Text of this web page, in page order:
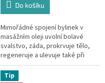
Do košíku
Mimořádné spojení bylinek v
masážním oleji uvolní bolavé
svalstvo, záda, prokrvuje tělo,
regeneruje a ulevuje také při
nachlazení.
Tip